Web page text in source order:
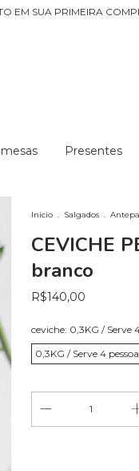
EM SUA PRIMEIRA
Presentes
Início . Salgados .
CEVICHE
branco
R$140,00
ceviche: 0,3KG / Serve
0,3KG / Serve 4